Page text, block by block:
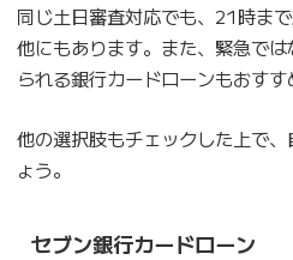
同じ土日審査対応でも、21時ま
他にもあります。また、緊急で
られる銀行カードローンもおすす
他の選択肢もチェックした上で
ょう。
セブン銀行カードローン